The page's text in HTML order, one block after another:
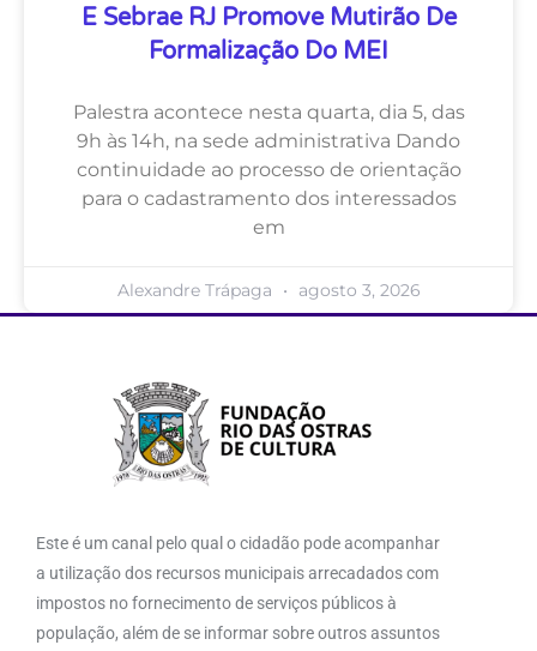
E Sebrae RJ Promove Mutirão De
Formalização Do MEI
Palestra acontece nesta quarta, dia 5, das
9h às 14h, na sede administrativa Dando
continuidade ao processo de orientação
para o cadastramento dos interessados
em
Alexandre Trápaga agosto 3, 2026
Este é um canal pelo qual o cidadão pode acompanhar
a utilização dos recursos municipais arrecadados com
impostos no fornecimento de serviços públicos à
população, além de se informar sobre outros assuntos